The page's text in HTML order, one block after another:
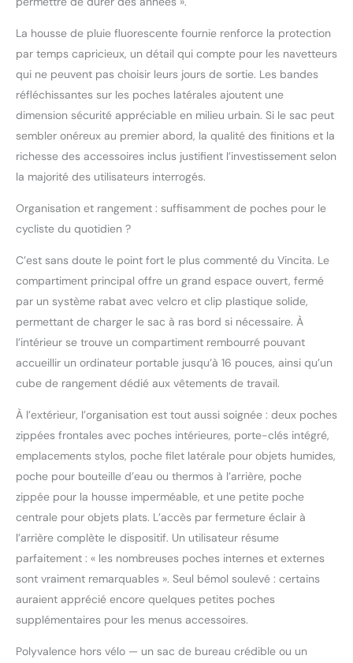
ou le serrer fermement
pour un trajet discret. Il
offre une protection
fiable contre la
poussière et les légers
éclaboussures de la
route lors de vos trajets
quotidiens. HOUSSE DE
PLUIE INCLUSE POUR
LES TEMPS DE PLUIE
tissu soit résistant à
haute visibilité pour les
fortes averses. Il suffit
de le déployer sur le sac
pour vous assurer que
vos appareils
électroniques et objets
de valeur restent 100 %
secs dans n'importe
La housse de pluie fluorescente fournie renforce la protection
par temps capricieux, un détail qui compte pour les navetteurs
qui ne peuvent pas choisir leurs jours de sortie. Les bandes
réfléchissantes sur les poches latérales ajoutent une
dimension sécurité appréciable en milieu urbain. Si le sac peut
sembler onéreux au premier abord, la qualité des finitions et la
richesse des accessoires inclus justifient l’investissement selon
la majorité des utilisateurs interrogés.
Organisation et rangement : suffisamment de poches pour le
cycliste du quotidien ?
C’est sans doute le point fort le plus commenté du Vincita. Le
compartiment principal offre un grand espace ouvert, fermé
par un système rabat avec velcro et clip plastique solide,
permettant de charger le sac à ras bord si nécessaire. À
l’intérieur se trouve un compartiment rembourré pouvant
accueillir un ordinateur portable jusqu’à 16 pouces, ainsi qu’un
cube de rangement dédié aux vêtements de travail.
À l’extérieur, l’organisation est tout aussi soignée : deux poches
zippées frontales avec poches intérieures, porte-clés intégré,
emplacements stylos, poche filet latérale pour objets humides,
poche pour bouteille d’eau ou thermos à l’arrière, poche
zippée pour la housse imperméable, et une petite poche
centrale pour objets plats. L’accès par fermeture éclair à
l’arrière complète le dispositif. Un utilisateur résume
parfaitement : « les nombreuses poches internes et externes
sont vraiment remarquables ». Seul bémol soulevé : certains
auraient apprécié encore quelques petites poches
supplémentaires pour les menus accessoires.
Polyvalence hors vélo — un sac de bureau crédible ou un